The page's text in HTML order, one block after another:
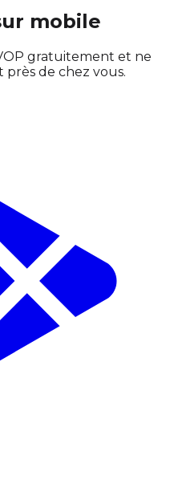
mobile
gratuitement et ne
de chez vous.